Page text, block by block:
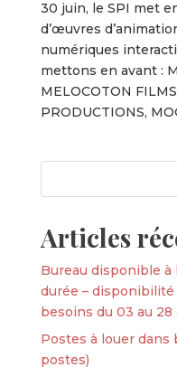
30 juin, le SPI met
d’œuvres
numériques
mettons en avant :
MELOCOTON
PRODUCTIONS,
Articles
Bureau disponible à
durée –
besoins du 03 au 28
Postes à louer dans
postes)